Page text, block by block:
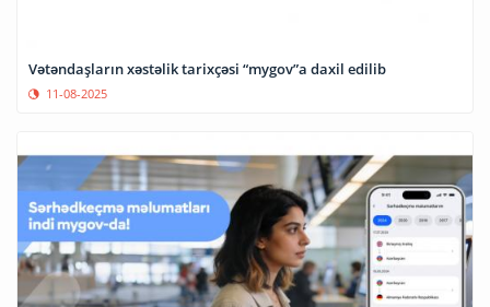
Vətəndaşların xəstəlik tarixçəsi “mygov”a daxil edilib
11-08-2025